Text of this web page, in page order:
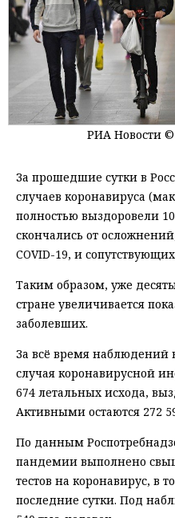
РИА Новости
За прошедшие сутки в
случаев коронавируса
полностью выздоровели
скончались от
COVID-19, и
Таким образом, уже
стране увеличивается
заболевших.
За всё время наблюдений
случая коронавирусной
674 летальных исхода,
Активными остаются 272
По данным
пандемии выполнено
тестов на коронавирус, в
последние сутки. Под